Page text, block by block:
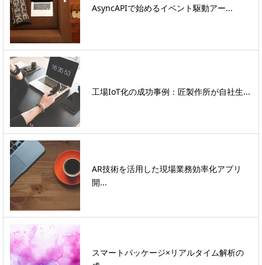
AsyncAPIで始めるイベント駆動アー...
工場IoT化の成功事例：匠製作所が自社生...
AR技術を活用した現場業務効率化アプリ
開...
スマートパッケージ×リアルタイム解析の